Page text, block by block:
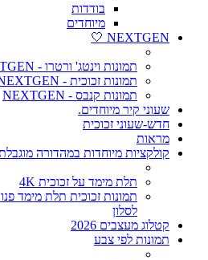
בודדות
מיוחדים
NEXTGEN 🤍
תמונות וינטג' ורטרו - NEXTGEN
תמונות זכוכית - NEXTGEN
תמונות קנבס - NEXTGEN
שעוני קיר מיוחדים.
חדש-שעוני זכוכית
מראות
קולקציות מיוחדות במהדורה
תלת מימד על זכוכית 4K
תמונות זכוכית תלת מימד
לסלון
קטלוג מעצבים 2026
תמונות לפי צבע